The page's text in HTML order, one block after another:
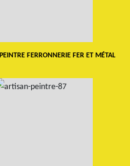
PEINTRE FERRONNERIE FER ET MÉTAL